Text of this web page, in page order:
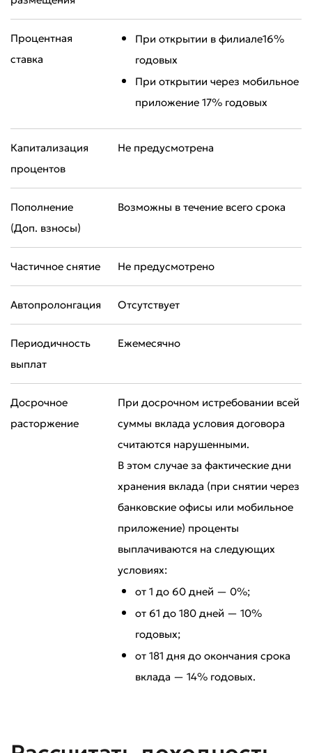
Оставить обращение
Процентная
ставка
При открытии в филиале16%
годовых
При открытии через мобильное
приложение 17% годовых
Капитализация
процентов
Не предусмотрена
Пополнение
(Доп. взносы)
Возможны в течение всего срока
Частичное снятие Не предусмотрено
Автопролонгация Отсутствует
Периодичность
выплат
Ежемесячно
Досрочное
расторжение
При досрочном истребовании всей
суммы вклада условия договора
считаются нарушенными.
В этом случае за фактические дни
хранения вклада (при снятии через
банковские офисы или мобильное
приложение) проценты
выплачиваются на следующих
условиях:
от 1 до 60 дней — 0%;
от 61 до 180 дней — 10%
годовых;
от 181 дня до окончания срока
вклада — 14% годовых.